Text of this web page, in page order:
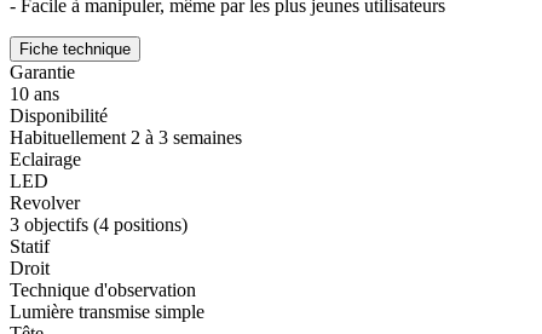
- Facile à manipuler, même par les plus jeunes utilisateurs
Fiche technique
Garantie
10 ans
Disponibilité
Habituellement 2 à 3 semaines
Eclairage
LED
Revolver
3 objectifs (4 positions)
Statif
Droit
Technique d'observation
Lumière transmise simple